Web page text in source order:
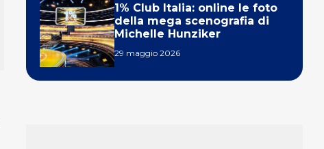
1% Club Italia: online le foto
della mega scenografia di
Michelle Hunziker
29 maggio 2026